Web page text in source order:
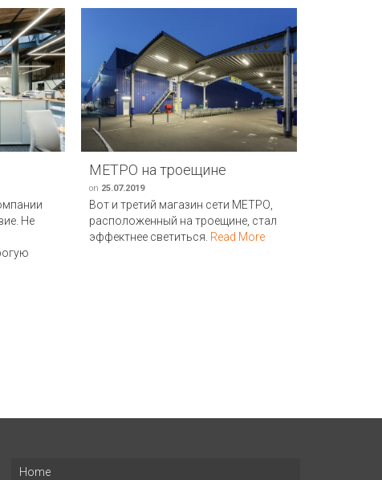
Не
МЕТРО на троещине
on 25.07.2019
Вот и третий магазин сети МЕТРО,
расположенный на троещине, стал
эффектнее светиться. Read More
Home